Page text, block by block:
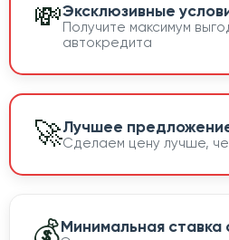
💸Эксклюзивные
Получите максимум
автокредита
🚀Лучшее
Сделаем цену лучше,
💰Минимальная ставка